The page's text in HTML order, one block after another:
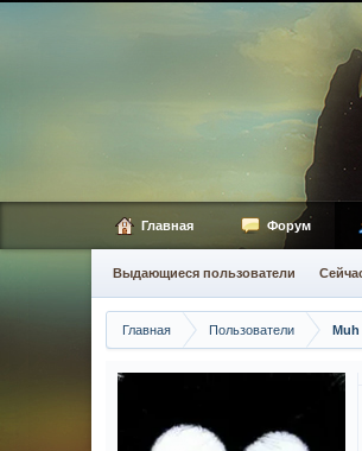
Главная Пользователи Muh
Главная Форум
Выдающиеся пользователи